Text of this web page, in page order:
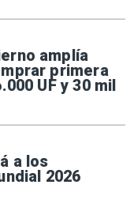
amplía
primera
UF y 30 mil
a los
2026